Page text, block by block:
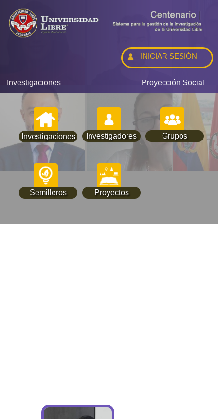
Investigaciones Proyección Social
Investigaciones Investigadores Grupos
Semilleros Proyectos
INICIAR SESIÓN